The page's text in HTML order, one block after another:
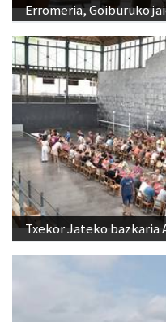
Erromeria, Goiburuko
Txekor Jateko bazkaria